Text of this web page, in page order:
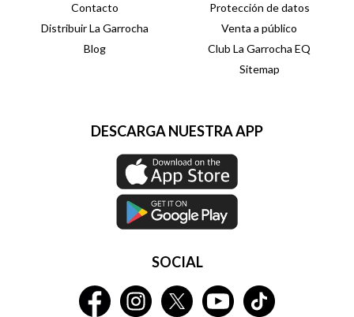
Contacto
Distribuir La Garrocha
Blog
Protección de datos
Venta a público
Club La Garrocha EQ
Sitemap
DESCARGA NUESTRA APP
SOCIAL